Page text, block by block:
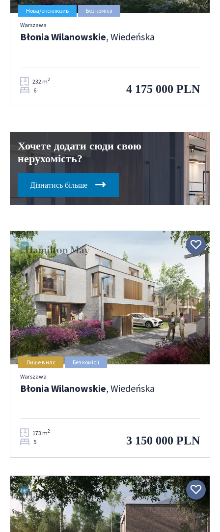
Нова/ексклюзив
Без комісії
Warszawa
Błonia Wilanowskie, Wiedeńska
232 m2
6 4 175 000 PLN
Хочете додати сюди свою
нерухомість?
Дізнатись більше
Лише в нас
Без комісії
Warszawa
Błonia Wilanowskie, Wiedeńska
173 m2
5 3 150 000 PLN